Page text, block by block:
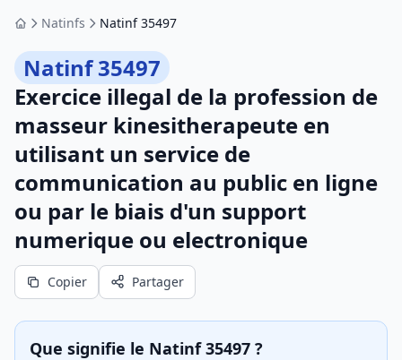
AccueilNatinfs Natinf 35497
Natinf 35497
Exercice illegal de la profession de
masseur kinesitherapeute en
utilisant un service de
communication au public en ligne
ou par le biais d'un support
numerique ou electronique
Copier Partager
Que signifie le Natinf 35497 ?